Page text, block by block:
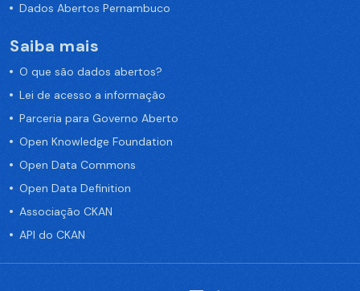
Dados Abertos Pernambuco
Saiba mais
O que são dados abertos?
Lei de acesso a informação
Parceria para Governo Aberto
Open Knowledge Foundation
Open Data Commons
Open Data Definition
Associação CKAN
API do CKAN